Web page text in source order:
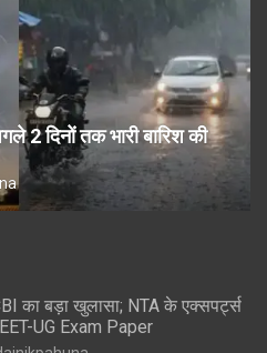
दिनों तक भारी बारिश की
का बड़ा खुलासा; NTA के एक्सपर्ट्स
UG Exam Paper